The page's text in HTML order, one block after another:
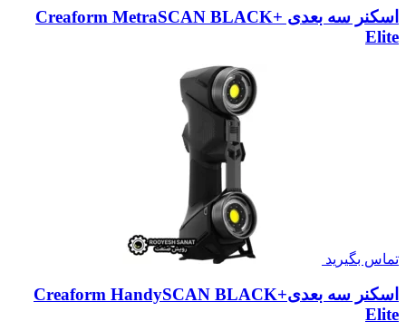
اسکنر سه بعدی Creaform MetraSCAN BLACK+
Elite
تماس بگیرید
اسکنر سه بعدیCreaform HandySCAN BLACK+
Elite